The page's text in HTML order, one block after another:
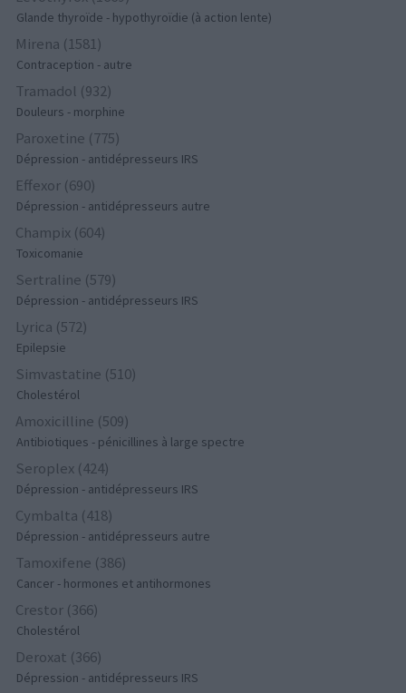
Glande thyroïde - hypothyroïdie (à action lente)
Mirena (1581)
Contraception - autre
Tramadol (932)
Douleurs - morphine
Paroxetine (775)
Dépression - antidépresseurs IRS
Effexor (690)
Dépression - antidépresseurs autre
Champix (604)
Toxicomanie
Sertraline (579)
Dépression - antidépresseurs IRS
Lyrica (572)
Epilepsie
Simvastatine (510)
Cholestérol
Amoxicilline (509)
Antibiotiques - pénicillines à large spectre
Seroplex (424)
Dépression - antidépresseurs IRS
Cymbalta (418)
Dépression - antidépresseurs autre
Tamoxifene (386)
Cancer - hormones et antihormones
Crestor (366)
Cholestérol
Deroxat (366)
Dépression - antidépresseurs IRS